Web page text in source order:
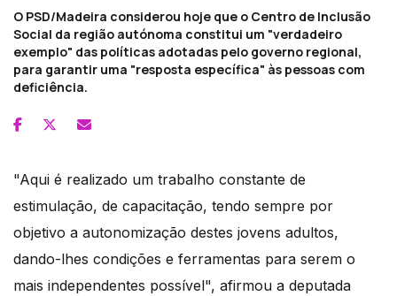
O PSD/Madeira considerou hoje que o Centro de Inclusão
Social da região autónoma constitui um "verdadeiro
exemplo" das políticas adotadas pelo governo regional,
para garantir uma "resposta específica" às pessoas com
deficiência.
"Aqui é realizado um trabalho constante de
estimulação, de capacitação, tendo sempre por
objetivo a autonomização destes jovens adultos,
dando-lhes condições e ferramentas para serem o
mais independentes possível", afirmou a deputada